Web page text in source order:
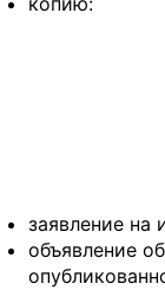
заявление на
объявление